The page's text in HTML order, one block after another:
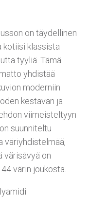
on täydellinen
kotiisi klassista
tyyliä. Tämä
yhdistää
moderniin
kestävän ja
viimeisteltyyn
suunniteltu
väriyhdistelmää,
värisävyä on
värin joukosta.